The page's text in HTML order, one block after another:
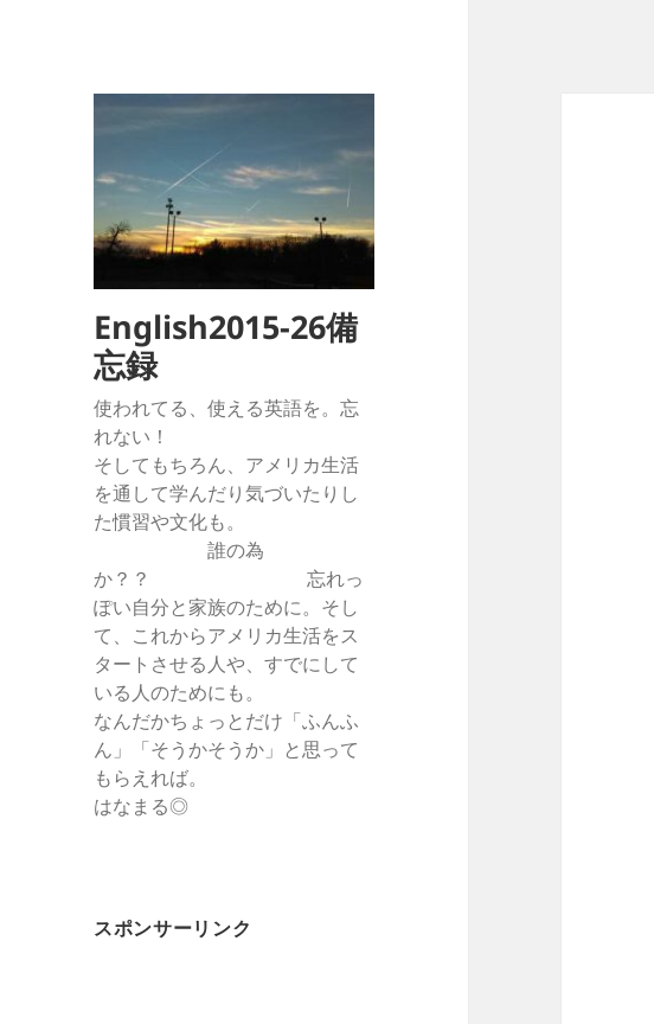
English2015-26備
忘録
使われてる、使える英語を。忘
れない！
そしてもちろん、アメリカ生活
を通して学んだり気づいたりし
た慣習や文化も。
誰の為
か？？ 忘れっ
ぽい自分と家族のために。そし
て、これからアメリカ生活をス
タートさせる人や、すでにして
いる人のためにも。
なんだかちょっとだけ「ふんふ
ん」「そうかそうか」と思って
もらえれば。
はなまる◎
スポンサーリンク